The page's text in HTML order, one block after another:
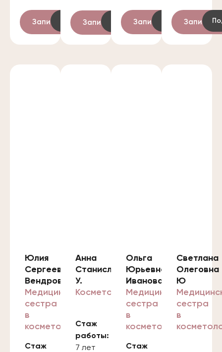
ЗаписатьсяПодробнееЗаписатьсяПодробнееЗаписатьсяПодробнее
Юлия
Сергеевна
Вендрова
Медицинская
сестра
в
косметологии
Стаж
Анна
Станиславовна
У.
Косметолог
Стаж
работы:
7 лет
Ольга
Юрьевна
Иванова
Медицинская
сестра
в
косметологии
Стаж
Светлана
Олеговна
Ю
сестра
в